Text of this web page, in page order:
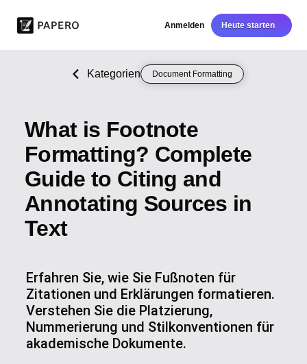
Anmelden Heute starten
Kategorien Document Formatting
What is Footnote
Formatting? Complete
Guide to Citing and
Annotating Sources in
Text
Erfahren Sie, wie Sie Fußnoten für
Zitationen und Erklärungen formatieren.
Verstehen Sie die Platzierung,
Nummerierung und Stilkonventionen für
akademische Dokumente.